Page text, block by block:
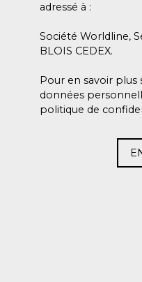
adressé à :
Société Worldline,
BLOIS CEDEX.
Pour en savoir
données
politique de